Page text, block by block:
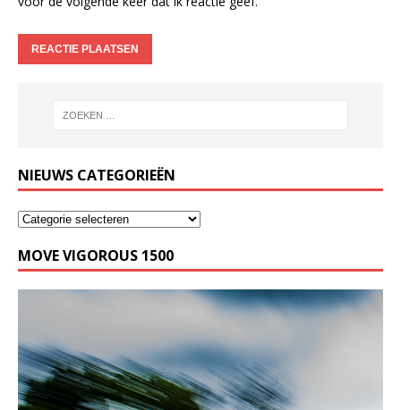
NIEUWS CATEGORIEËN
MOVE VIGOROUS 1500